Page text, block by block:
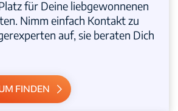
für Deine liebgewonnenen
Nimm einfach Kontakt zu
auf, sie beraten Dich
FINDEN